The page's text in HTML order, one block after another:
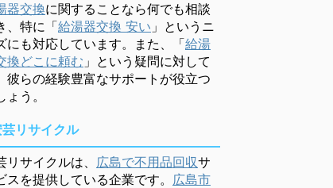
器交換に関することなら何でも相談
、特に「給湯器交換 安い 」というニ
にも対応しています。また、「給湯
換どこに頼む 」という疑問に対して
彼らの経験豊富なサポートが役立つ
ょう。
芸リサイクル
リサイクルは、 広島で不用品回収サ
スを提供している企業です。 広島市